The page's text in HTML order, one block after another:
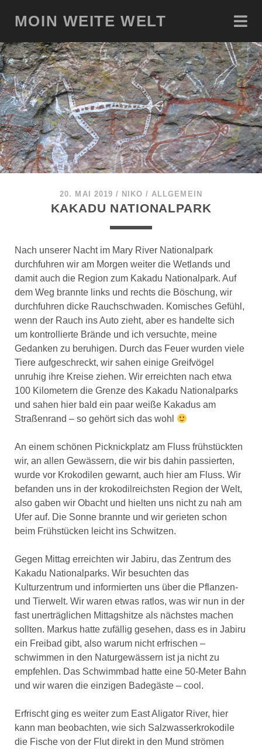
MOIN WEITE WELT
20. MAI 2019 / NIKO /ALLGEMEIN
KAKADU NATIONALPARK
Nach unserer Nacht im Mary River Nationalpark
durchfuhren wir am Morgen weiter die Wetlands und
damit auch die Region zum Kakadu Nationalpark. Auf
dem Weg brannte links und rechts die Böschung, wir
durchfuhren dicke Rauchschwaden. Komisches Gefühl,
wenn der Rauch ins Auto zieht, aber es handelte sich
um kontrollierte Brände und ich versuchte, meine
Gedanken zu beruhigen. Durch das Feuer wurden viele
Tiere aufgeschreckt, wir sahen einige Greifvögel
unruhig ihre Kreise ziehen. Wir erreichten nach etwa
100 Kilometern die Grenze des Kakadu Nationalparks
und sahen hier bald ein paar weiße Kakadus am
Straßenrand – so gehört sich das wohl
An einem schönen Picknickplatz am Fluss frühstückten
wir, an allen Gewässern, die wir bis dahin passierten,
wurde vor Krokodilen gewarnt, auch hier am Fluss. Wir
befanden uns in der krokodilreichsten Region der Welt,
also gaben wir Obacht und hielten uns nicht zu nah am
Ufer auf. Die Sonne brannte und wir gerieten schon
beim Frühstücken leicht ins Schwitzen.
Gegen Mittag erreichten wir Jabiru, das Zentrum des
Kakadu Nationalparks. Wir besuchten das
Kulturzentrum und informierten uns über die Pflanzen-
und Tierwelt. Wir waren etwas ratlos, was wir nun in der
fast unerträglichen Mittagshitze als nächstes machen
sollten. Markus hatte zufällig gesehen, dass es in Jabiru
ein Freibad gibt, also warum nicht erfrischen –
schwimmen in den Naturgewässern ist ja nicht zu
empfehlen. Das Schwimmbad hatte eine 50-Meter Bahn
und wir waren die einzigen Badegäste – cool.
Erfrischt ging es weiter zum East Aligator River, hier
kann man beobachten, wie sich Salzwasserkrokodile
die Fische von der Flut direkt in den Mund strömen